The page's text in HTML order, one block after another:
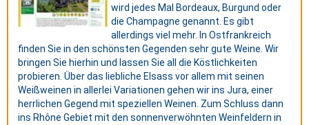
wird jedes Mal Bordeaux, Burgund oder
die Champagne genannt. Es gibt
allerdings viel mehr. In Ostfrankreich
finden Sie in den schönsten Gegenden sehr gute Weine. Wir
bringen Sie hierhin und lassen Sie all die Köstlichkeiten
probieren. Über das liebliche Elsass vor allem mit seinen
Weißweinen in allerlei Variationen gehen wir ins Jura, einer
herrlichen Gegend mit speziellen Weinen. Zum Schluss dann
ins Rhône Gebiet mit den sonnenverwöhnten Weinfeldern in